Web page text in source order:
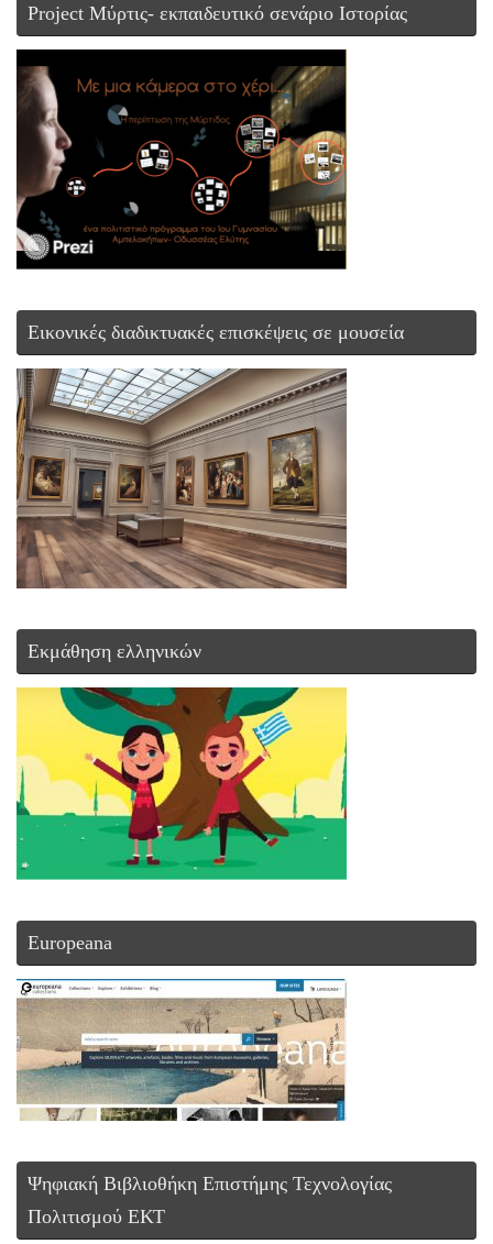
Project Μύρτις- εκπαιδευτικό σενάριο Ιστορίας
Εικονικές διαδικτυακές επισκέψεις σε μουσεία
Εκμάθηση ελληνικών
Europeana
Ψηφιακή Βιβλιοθήκη Επιστήμης Τεχνολογίας
Πολιτισμού ΕΚΤ